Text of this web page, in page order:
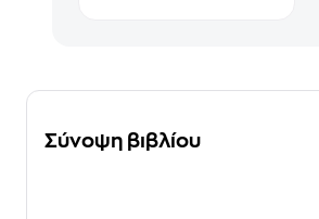
Σύνοψη βιβλίου